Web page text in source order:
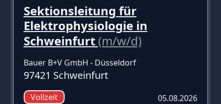
Sektionsleitung für
Elektrophysiologie in
Schweinfurt (m/w/d)
Bauer B+V GmbH - Düsseldorf
97421 Schweinfurt
Vollzeit 05.08.2026